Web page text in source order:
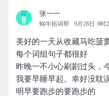
张一一
蜗牛拓词帮 9月28日 8时
美好的一天从收藏马吃菠
每个词组句子都很好
昨晚一不小心刷剧过头，
我要早睡早起。幸好没耽
明早要跑步的要跑步的